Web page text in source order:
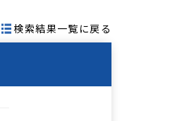
検索結果一覧に戻る